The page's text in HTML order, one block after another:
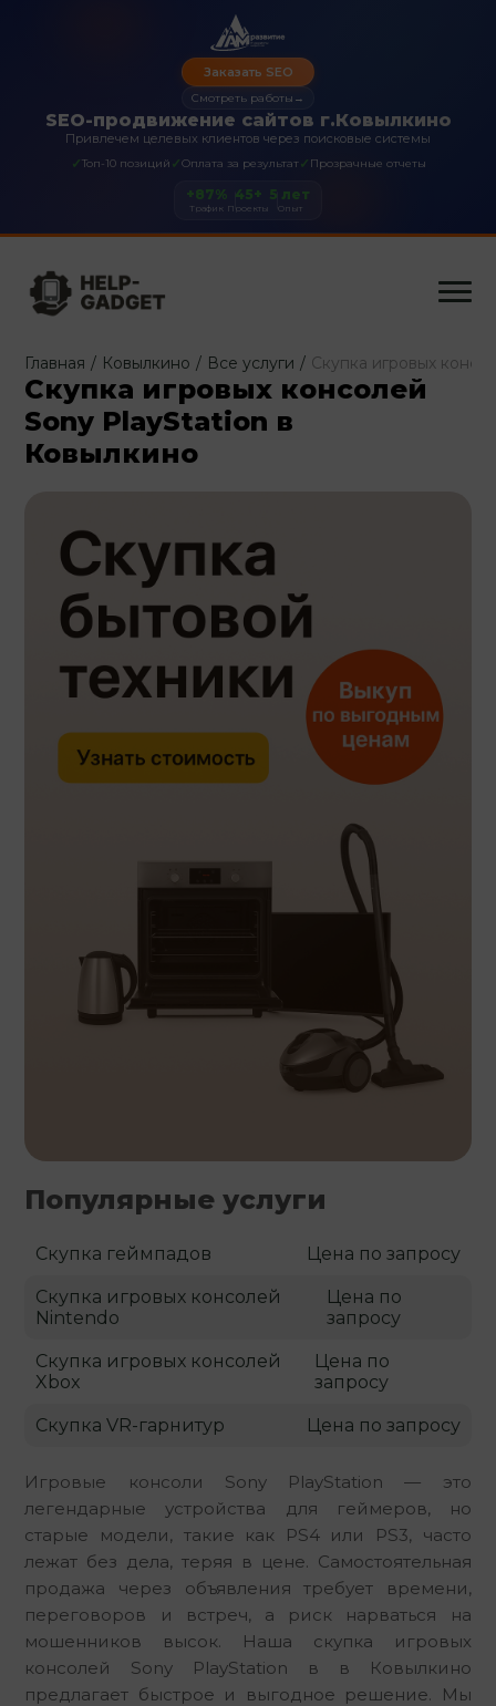
SEO-продвижение сайтов г.Ковылкино
Привлечем целевых клиентов через поисковые системы
✓Топ-10 позиций ✓Оплата за результат✓ Прозрачные отчеты
Заказать SEO
Смотреть работы →
+87%
Трафик
45+
Проекты
5 лет
Опыт
Главная / Ковылкино / Все услуги / Скупка игровых
Скупка игровых консолей
Sony PlayStation в
Ковылкино
Игровые консоли Sony PlayStation — это
легендарные устройства для геймеров, но
старые модели, такие как PS4 или PS3, часто
лежат без дела, теряя в цене. Самостоятельная
продажа через объявления требует времени,
переговоров и встреч, а риск нарваться на
мошенников высок. Наша скупка игровых
консолей Sony PlayStation в в Ковылкино
предлагает быстрое и выгодное решение. Мы
Популярные услуги
Скупка геймпадов Цена по запросу
Скупка игровых консолей
Nintendo
Цена по
запросу
Скупка игровых консолей
Xbox
Цена по
запросу
Скупка VR-гарнитур Цена по запросу